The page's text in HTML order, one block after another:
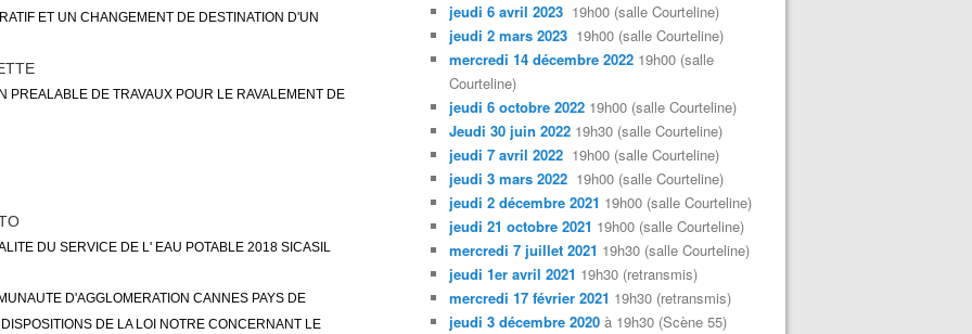
ET UN CHANGEMENT DE DESTINATION D'UN
PREALABLE DE TRAVAUX POUR LE RAVALEMENT DE
DU SERVICE DE L' EAU POTABLE 2018 SICASIL
D'AGGLOMERATION CANNES PAYS DE
DE LA LOI NOTRE CONCERNANT LE
jeudi 6 avril 2023 19h00 (salle Courteline)
jeudi 2 mars 2023 19h00 (salle Courteline)
mercredi 14 décembre 2022 19h00 (salle
Courteline)
jeudi 6 octobre 2022 19h00 (salle Courteline)
Jeudi 30 juin 2022 19h30 (salle Courteline)
jeudi 7 avril 2022 19h00 (salle Courteline)
jeudi 3 mars 2022 19h00 (salle Courteline)
jeudi 2 décembre 2021 19h00 (salle Courteline)
jeudi 21 octobre 2021 19h00 (salle Courteline)
mercredi 7 juillet 2021 19h30 (salle Courteline)
jeudi 1er avril 2021 19h30 (retransmis)
mercredi 17 février 2021 19h30 (retransmis)
jeudi 3 décembre 2020 à 19h30 (Scène 55)